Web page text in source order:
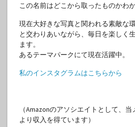
この名前はどこから取ったものかわ
現在大好きな写真と関われる素敵な
と交わりあいながら、毎日を楽しく
ます。
あるテーマパークにて現在活躍中。
私のインスタグラムはこちらから
（Amazonのアソシエイトとして、
より収入を得ています）